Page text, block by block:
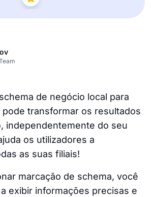
de negócio local para
pode transformar os resultados
independentemente do seu
os utilizadores a
as suas filiais!
marcação de schema, você
exibir informações precisas e